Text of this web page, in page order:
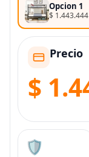
Opcion 1
$ 1.443.444
Precio
$
🛡️